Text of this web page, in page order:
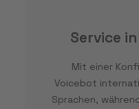
Service
Mit einer
Voicebot
Sprachen,